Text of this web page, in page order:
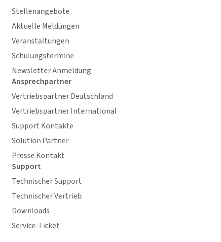
Stellenangebote
Aktuelle Meldungen
Veranstaltungen
Schulungstermine
Newsletter Anmeldung
Ansprechpartner
Vertriebspartner Deutschland
Vertriebspartner International
Support Kontakte
Solution Partner
Presse Kontakt
Support
Technischer Support
Technischer Vertrieb
Downloads
Service-Ticket